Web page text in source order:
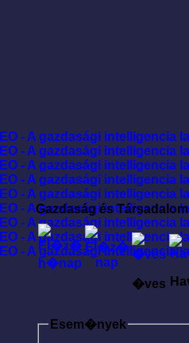
Gazdaság és Társadalom
�ves
Esem�nyek